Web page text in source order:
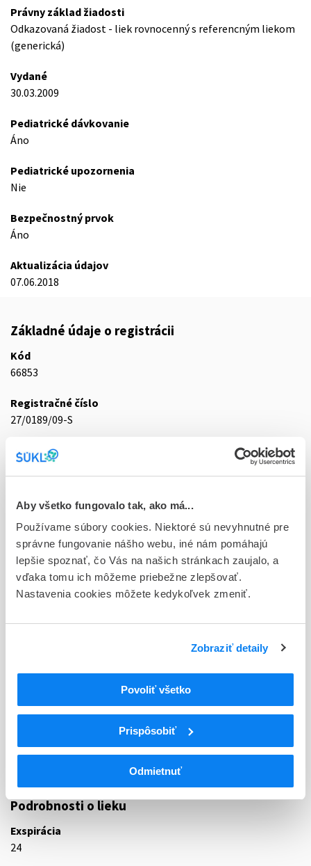
Aby všetko fungovalo tak, ako má...
Používame súbory cookies. Niektoré sú nevyhnutné pre
správne fungovanie nášho webu, iné nám pomáhajú
lepšie spoznať, čo Vás na našich stránkach zaujalo, a
vďaka tomu ich môžeme priebežne zlepšovať.
Nastavenia cookies môžete kedykoľvek zmeniť.
Zobraziť detaily
Povoliť všetko
Prispôsobiť
Odmietnuť
Právny základ žiadosti
Odkazovaná žiadost - liek rovnocenný s referencným liekom
(generická)
Vydané
30.03.2009
Pediatrické dávkovanie
Áno
Pediatrické upozornenia
Nie
Bezpečnostný prvok
Áno
Aktualizácia údajov
07.06.2018
Základné údaje o registrácii
Kód
66853
Registračné číslo
27/0189/09-S
Doplnok
tbl 100x0,18 mg (blis.Al/Al)
D - Registrácia bez obmedzenia platnosti
Typ registračnej procedúry
Decentralizovaná
Držiteľ, krajina
N
Centrálna nervová sústava
N04
Antiparkinsoniká
Dopamínergické liečivá
N04BC
Agonisty dopamínu
Pramipexol
Podrobnosti o lieku
Exspirácia
24